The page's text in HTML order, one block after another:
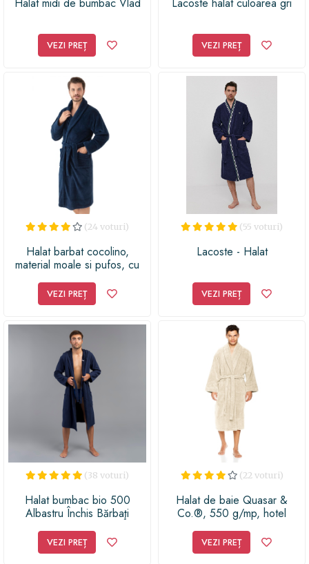
VEZI PREȚ VEZI PREȚ
(24 voturi)
Halat barbat cocolino,
material moale si pufos, cu
VEZI PREȚ
(55 voturi)
Lacoste - Halat
VEZI PREȚ
(38 voturi)
Halat bumbac bio 500
Albastru Închis Bărbaţi
VEZI PREȚ
(22 voturi)
Halat de baie Quasar &
Co.®, 550 g/mp, hotel
bumbac, L/XL, crem
VEZI PREȚ